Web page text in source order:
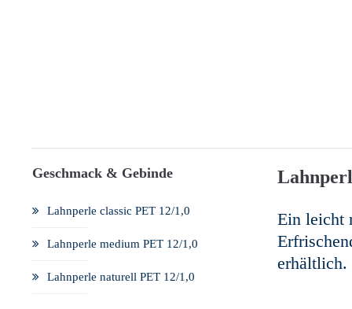
Geschmack & Gebinde
Lahnperle classic PET 12/1,0
Lahnperle medium PET 12/1,0
Lahnperle naturell PET 12/1,0
Ein leicht
erhältlich.